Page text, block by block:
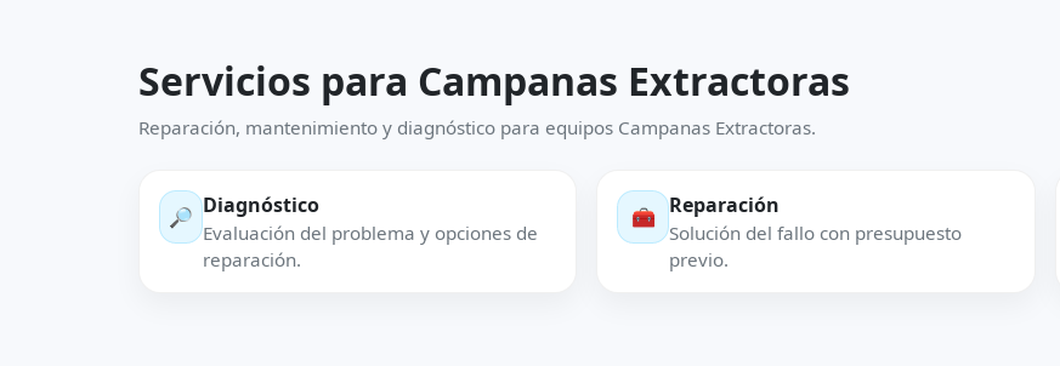
Servicios para Campanas Extractoras
Reparación, mantenimiento y diagnóstico para equipos Campanas Extractoras.
🔎 Diagnóstico
Evaluación del problema y opciones de
reparación.
🧰 Reparación
Solución del fallo con presupuesto
previo.